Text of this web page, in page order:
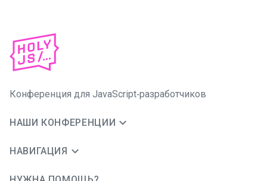
Конференция для JavaScript‑разработчиков
НАШИ КОНФЕРЕНЦИИ
НАВИГАЦИЯ